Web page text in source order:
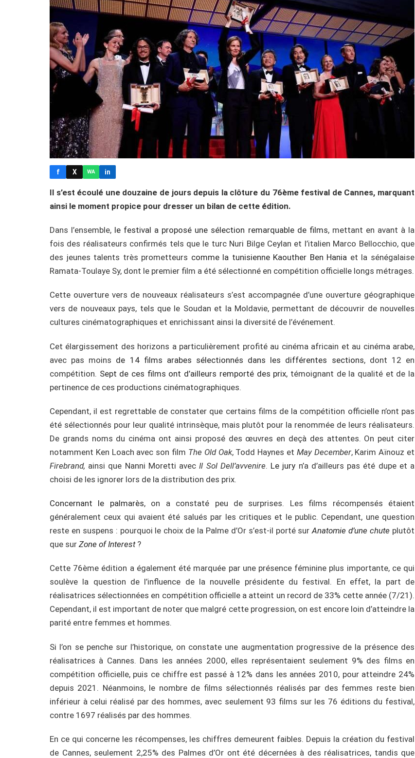
f X WA in
Il s’est écoulé une douzaine de jours depuis la clôture du 76ème festival de Cannes, marquant
ainsi le moment propice pour dresser un bilan de cette édition.
Dans l’ensemble, le festival a proposé une sélection remarquable de films, mettant en avant à la
fois des réalisateurs confirmés tels que le turc Nuri Bilge Ceylan et l’italien Marco Bellocchio, que
des jeunes talents très prometteurs comme la tunisienne Kaouther Ben Hania et la sénégalaise
Ramata-Toulaye Sy, dont le premier film a été sélectionné en compétition officielle longs métrages.
Cette ouverture vers de nouveaux réalisateurs s’est accompagnée d’une ouverture géographique
vers de nouveaux pays, tels que le Soudan et la Moldavie, permettant de découvrir de nouvelles
cultures cinématographiques et enrichissant ainsi la diversité de l’événement.
Cet élargissement des horizons a particulièrement profité au cinéma africain et au cinéma arabe,
avec pas moins de 14 films arabes sélectionnés dans les différentes sections, dont 12 en
compétition. Sept de ces films ont d’ailleurs remporté des prix, témoignant de la qualité et de la
pertinence de ces productions cinématographiques.
Cependant, il est regrettable de constater que certains films de la compétition officielle n’ont pas
été sélectionnés pour leur qualité intrinsèque, mais plutôt pour la renommée de leurs réalisateurs.
De grands noms du cinéma ont ainsi proposé des œuvres en deçà des attentes. On peut citer
notamment Ken Loach avec son film The Old Oak, Todd Haynes et May December, Karim Aïnouz et
Firebrand, ainsi que Nanni Moretti avecIl Sol Dell’avvenire. Le jury n’a d’ailleurs pas été dupe et a
choisi de les ignorer lors de la distribution des prix.
Concernant le palmarès, on a constaté peu de surprises. Les films récompensés étaient
généralement ceux qui avaient été salués par les critiques et le public. Cependant, une question
reste en suspens : pourquoi le choix de la Palme d’Or s’est-il porté sur Anatomie d’une chute plutôt
que sur Zone of Interest?
Cette 76ème édition a également été marquée par une présence féminine plus importante, ce qui
soulève la question de l’influence de la nouvelle présidente du festival. En effet, la part de
réalisatrices sélectionnées en compétition officielle a atteint un record de 33% cette année (7/21).
Cependant, il est important de noter que malgré cette progression, on est encore loin d’atteindre la
parité entre femmes et hommes.
Si l’on se penche sur l’historique, on constate une augmentation progressive de la présence des
réalisatrices à Cannes. Dans les années 2000, elles représentaient seulement 9% des films en
compétition officielle, puis ce chiffre est passé à 12% dans les années 2010, pour atteindre 24%
depuis 2021. Néanmoins, le nombre de films sélectionnés réalisés par des femmes reste bien
inférieur à celui réalisé par des hommes, avec seulement 93 films sur les 76 éditions du festival,
contre 1697 réalisés par des hommes.
En ce qui concerne les récompenses, les chiffres demeurent faibles. Depuis la création du festival
de Cannes, seulement 2,25% des Palmes d’Or ont été décernées à des réalisatrices, tandis que